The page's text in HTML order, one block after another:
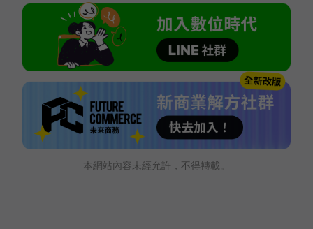
本網站內容未經允許，不得轉載。